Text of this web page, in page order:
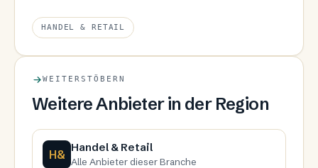
HANDEL & RETAIL
WEITERSTÖBERN
Weitere Anbieter in der Region
H& Handel & Retail
Alle Anbieter dieser Branche